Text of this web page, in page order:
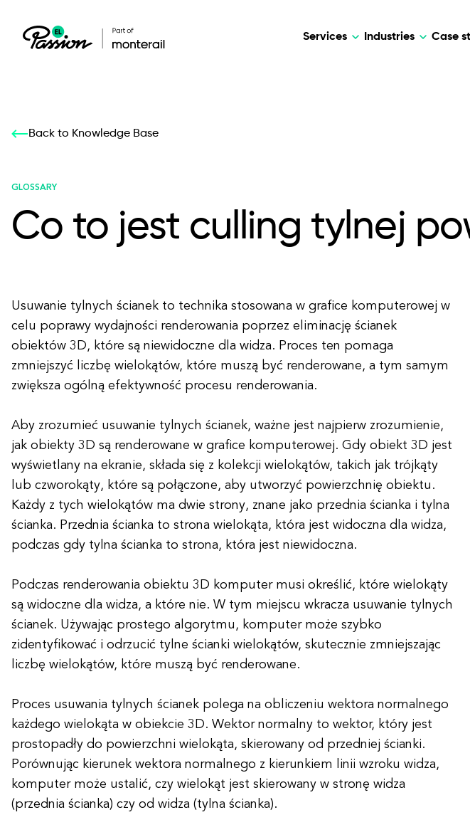
Services
Our services: build,
All services
Industries
Our services: build,
Case
Back to Knowledge Base
GLOSSARY
Co to jest culling tylnej
Usuwanie tylnych ścianek to technika stosowana w grafice komputerowej w
celu poprawy wydajności renderowania poprzez eliminację ścianek
obiektów 3D, które są niewidoczne dla widza. Proces ten pomaga
zmniejszyć liczbę wielokątów, które muszą być renderowane, a tym samym
zwiększa ogólną efektywność procesu renderowania.
Aby zrozumieć usuwanie tylnych ścianek, ważne jest najpierw zrozumienie,
jak obiekty 3D są renderowane w grafice komputerowej. Gdy obiekt 3D jest
wyświetlany na ekranie, składa się z kolekcji wielokątów, takich jak trójkąty
lub czworokąty, które są połączone, aby utworzyć powierzchnię obiektu.
Każdy z tych wielokątów ma dwie strony, znane jako przednia ścianka i tylna
ścianka. Przednia ścianka to strona wielokąta, która jest widoczna dla widza,
podczas gdy tylna ścianka to strona, która jest niewidoczna.
Podczas renderowania obiektu 3D komputer musi określić, które wielokąty
są widoczne dla widza, a które nie. W tym miejscu wkracza usuwanie tylnych
ścianek. Używając prostego algorytmu, komputer może szybko
zidentyfikować i odrzucić tylne ścianki wielokątów, skutecznie zmniejszając
liczbę wielokątów, które muszą być renderowane.
Proces usuwania tylnych ścianek polega na obliczeniu wektora normalnego
każdego wielokąta w obiekcie 3D. Wektor normalny to wektor, który jest
prostopadły do powierzchni wielokąta, skierowany od przedniej ścianki.
Porównując kierunek wektora normalnego z kierunkiem linii wzroku widza,
komputer może ustalić, czy wielokąt jest skierowany w stronę widza
(przednia ścianka) czy od widza (tylna ścianka).